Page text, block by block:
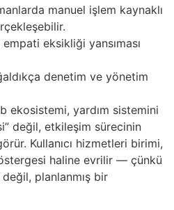
manuel işlem kaynaklı
eksikliği yansıması
denetim ve yönetim
ekosistemi, yardım sistemini
değil, etkileşim sürecinin
Kullanıcı hizmetleri birimi,
haline evrilir — çünkü
planlanmış bir